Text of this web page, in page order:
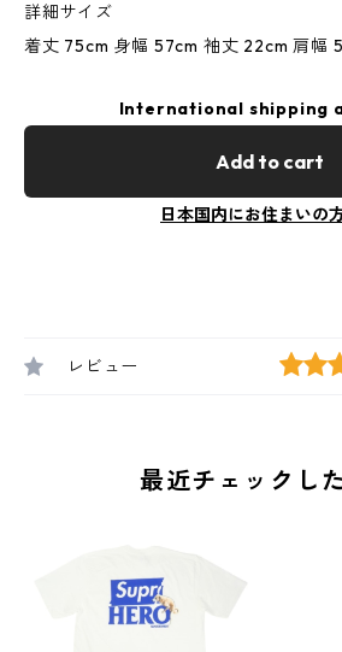
詳細サイズ
着丈 75cm 身幅 57cm 袖丈 22cm 肩幅
International shipping
Add to cart
日本国内にお住まいの
レビュー
最近チェックし